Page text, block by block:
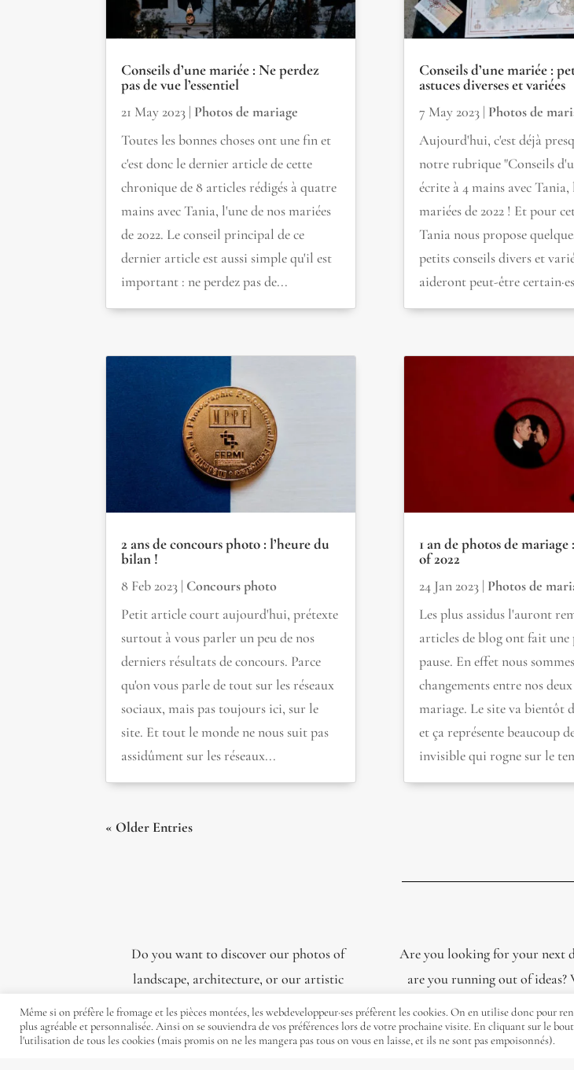
Conseils d’une mariée : Ne perdez
pas de vue l’essentiel
21 May 2023 | Photos de mariage
Toutes les bonnes choses ont une fin et
c'est donc le dernier article de cette
chronique de 8 articles rédigés à quatre
mains avec Tania, l'une de nos mariées
de 2022. Le conseil principal de ce
dernier article est aussi simple qu'il est
important : ne perdez pas de...
2 ans de concours photo : l’heure du
bilan !
8 Feb 2023 | Concours photo
Petit article court aujourd'hui, prétexte
surtout à vous parler un peu de nos
derniers résultats de concours. Parce
qu'on vous parle de tout sur les réseaux
sociaux, mais pas toujours ici, sur le
site. Et tout le monde ne nous suit pas
assidûment sur les réseaux...
Conseils d’une mariée :
astuces diverses et variées
7 May 2023| Photos de
Aujourd'hui, c'est déjà
notre rubrique "Conseils
écrite à 4 mains avec Tania,
mariées de 2022 ! Et pour
Tania nous propose
petits conseils divers et
aideront peut-être
1 an de photos de mariage
of 2022
24 Jan 2023| Photos de
Les plus assidus l'auront
articles de blog ont fait une
pause. En effet nous
changements entre nos
mariage. Le site va bientôt
et ça représente beaucoup
invisible qui rogne sur le
« Older Entries
Do you want to discover our photos of
landscape, architecture, or our artistic
portraits? We have selected the best.
Pictures
Are you looking for your next
are you running out of ideas?
you our favorite destinations.
you our favorite
Même si on préfère le fromage et les pièces montées, les webdeveloppeur·ses préfèrent les cookies. On en utilise donc pour
plus agréable et personnalisée. Ainsi on se souviendra de vos préférences lors de votre prochaine visite. En cliquant sur le
l'utilisation de tous les cookies (mais promis on ne les mangera pas tous on vous en laisse, et ils ne sont pas empoisonnés).